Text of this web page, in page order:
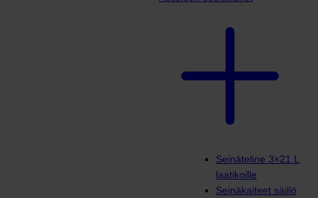
Seinäteline 3×21 L
laatikoille
Seinäkaiteet säiliö